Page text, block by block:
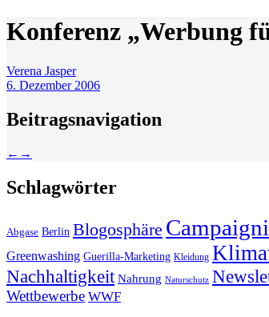
Konferenz „Werbung
Verena Jasper
6. Dezember 2006
Beitragsnavigation
← →
Schlagwörter
Abgase Berlin Blogosphäre
Greenwashing Guerilla-Marketing Kleidung
Nachhaltigkeit Nahrung Naturschutz
Wettbewerbe WWF